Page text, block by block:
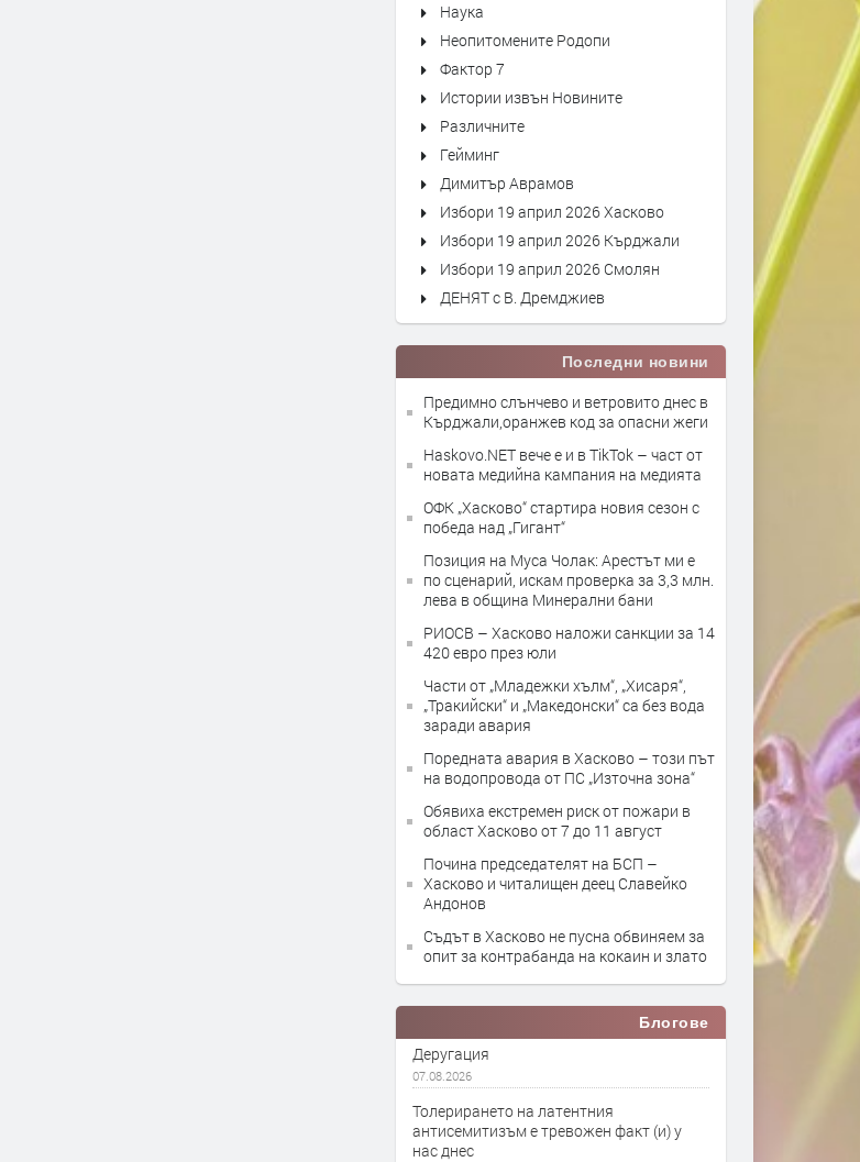
Наука
Неопитомените Родопи
Фактор 7
Истории извън Новините
Различните
Гейминг
Димитър Аврамов
Избори 19 април 2026 Хасково
Избори 19 април 2026 Кърджали
Избори 19 април 2026 Смолян
ДЕНЯТ с В. Дремджиев
Последни новини
Предимно слънчево и ветровито днес в
Кърджали,оранжев код за опасни жеги
Haskovo.NET вече е и в TikTok – част от
новата медийна кампания на медията
ОФК „Хасково“ стартира новия сезон с
победа над „Гигант“
Позиция на Муса Чолак: Арестът ми е
по сценарий, искам проверка за 3,3 млн.
лева в община Минерални бани
РИОСВ – Хасково наложи санкции за 14
420 евро през юли
Части от „Младежки хълм“, „Хисаря“,
„Тракийски“ и „Македонски“ са без вода
заради авария
Поредната авария в Хасково – този път
на водопровода от ПС „Източна зона“
Обявиха екстремен риск от пожари в
област Хасково от 7 до 11 август
Почина председателят на БСП –
Хасково и читалищен деец Славейко
Андонов
Съдът в Хасково не пусна обвиняем за
опит за контрабанда на кокаин и злато
Блогове
Деругация
07.08.2026
Толерирането на латентния
антисемитизъм е тревожен факт (и) у
нас днес